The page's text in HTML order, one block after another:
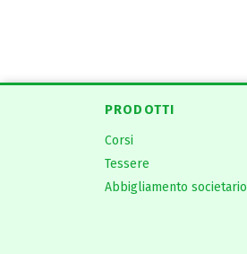
PRODOTTI
Corsi
Tessere
Abbigliamento societario